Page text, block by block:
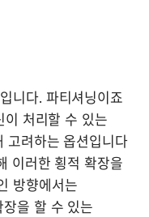
니다. 파티셔닝이죠
이 처리할 수 있는
고려하는 옵션입니다
이러한 횡적 확장을
방향에서는
을 할 수 있는